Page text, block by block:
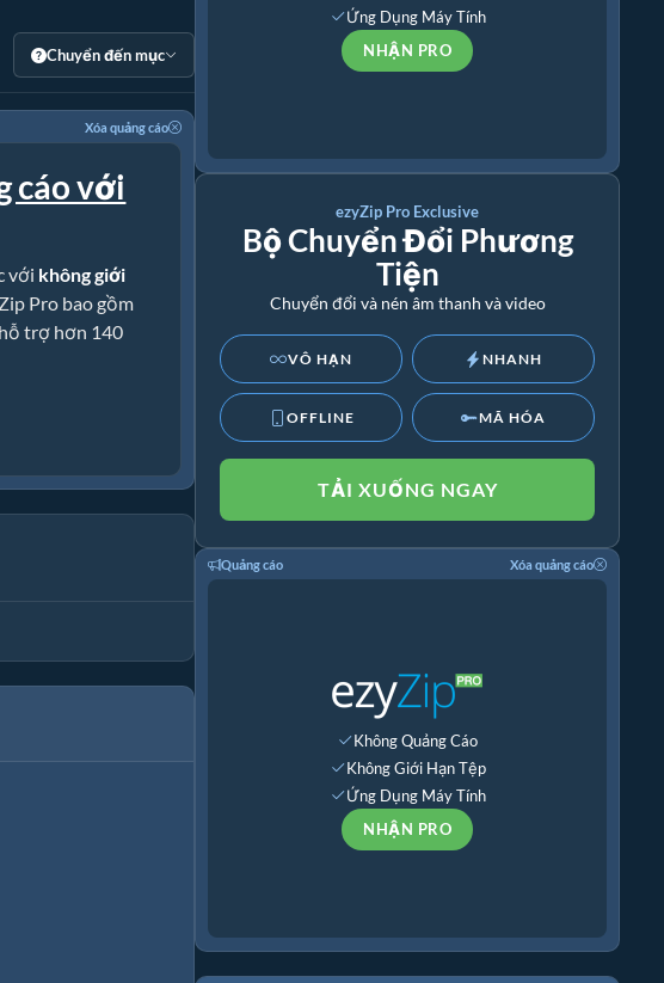
Chuyển đến mục
Xóa quảng cáo
cáo với
với không giới
Pro bao gồm
trợ hơn 140
Ứng Dụng Máy Tính
NHẬN PRO
ezyZip Pro Exclusive
Bộ Chuyển Đổi Phương
Tiện
Chuyển đổi và nén âm thanh và video
VÔ HẠN NHANH
OFFLINE MÃ HÓA
TẢI XUỐNG NGAY
Quảng cáo Xóa quảng cáo
Không Quảng Cáo
Không Giới Hạn Tệp
Ứng Dụng Máy Tính
NHẬN PRO